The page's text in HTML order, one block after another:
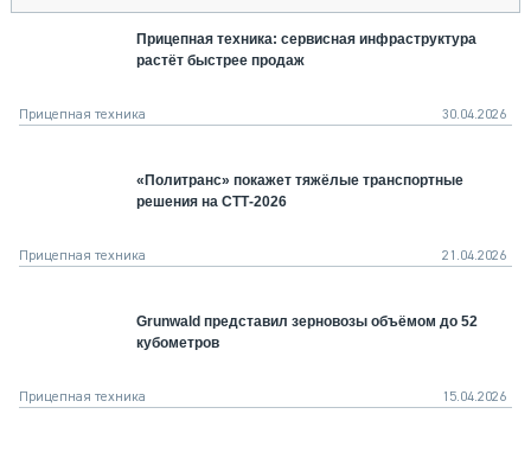
Прицепная техника: сервисная инфраструктура
растёт быстрее продаж
Прицепная техника 30.04.2026
«Политранс» покажет тяжёлые транспортные
решения на СТТ-2026
Прицепная техника 21.04.2026
Grunwald представил зерновозы объёмом до 52
кубометров
Прицепная техника 15.04.2026